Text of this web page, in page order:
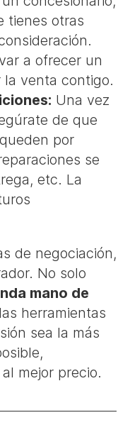
tienes otras
a ofrecer un
la venta contigo.
Una vez
de que
por
se
etc. La
de negociación,
No solo
mano de
herramientas
sea la más
mejor precio.